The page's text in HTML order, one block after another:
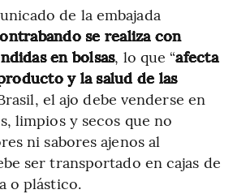
de la embajada
se realiza con
en bolsas, lo que “afecta
y la salud de las
el ajo debe venderse en
limpios y secos que no
ni sabores ajenos al
ser transportado en cajas de
o plástico.